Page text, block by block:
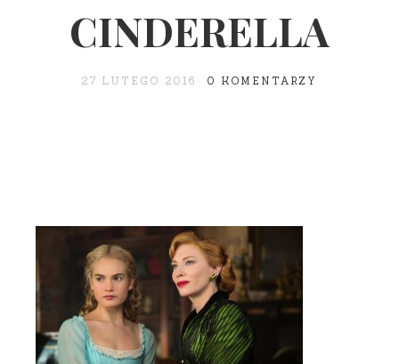
CINDERELLA
27 LUTEGO 2016 0 KOMENTARZY